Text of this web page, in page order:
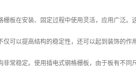
板在安装、固定过程中使用灵活，应用广泛
可以提高结构的稳定性，还可以起到装饰的
常稳定。使用插电式钢格栅板，由于板有不